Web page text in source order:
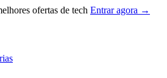
ofertas de tech Entrar agora →